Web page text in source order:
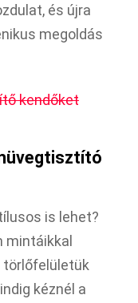
és újra
megoldás
kendőket
is lehet?
mintáikkal
törlőfelületük
kéznél a